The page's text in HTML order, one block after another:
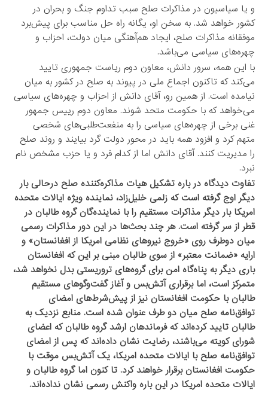
و یا سیاسیون در مذاکرات صلح سبب تداوم جنگ و بحران در
کشور خواهد شد. به سخن او، یگانه راه حل مناسب برای پیش‌برد
موفقانه مذاکرات صلح، ایجاد هم‌آهنگی میان دولت، احزاب و
چهره‌های سیاسی می‌باشد.
با این همه، سرور دانش، معاون دوم ریاست جمهوری تایید
می‌کند که تاکنون اجماع ملی در پیوند به صلح در کشور به میان
نیامده است. از همین رو، آقای دانش از احزاب و چهره‌های سیاسی
می‌خواهد که با حکومت متحد شوند. معاون دوم رییس جمهور
غنی برخی از چهره‌های سیاسی را به منفعت‌طلبی‌های شخصی
متهم کرد و افزود همه باید در محور دولت گرد بیایند و روند صلح
را مدیریت کنند. آقای دانش اما از کدام فرد و یا حزب مشخص نام
نبرد.
تفاوت دیدگاه در باره تشکیل هیات مذاکره‌کننده صلح درحالی بار
دیگر اوج گرفته است که زلمی خلیل‌زاد، نماینده ویژه ایالات متحده
امریکا بار دیگر مذاکرات مستقیم را با نماینده‌گان گروه طالبان در
قطر از سر گرفته است. هر چند بحث‌ها در این دور مذاکرات رسمی
‌میان دوطرف روی «خروج نیروهای نظامی ‌امریکا از افغانستان» و
ارایه «ضمانت معتبر» از سوی طالبان مبنی بر این که افغانستان
باری دیگر به پناه‌گاه امن برای گروه‌های تروریستی بدل نخواهد شد،
متمرکز است، اما برقراری آتش‌بس و آغاز گفت‌وگوهای مستقیم
طالبان با حکومت افغانستان نیز از پیش‌شرط‌های امضای
توافق‌نامه صلح میان دو طرف عنوان شده است. منابع نزدیک به
طالبان تایید کرده‌اند که فرماندهان ارشد گروه طالبان که اعضای
شورای کویته می‌باشند، رضایت نشان داده‌اند که پس از امضای
توافق‌نامه صلح با ایالات متحده امریکا، یک آتش‌بس موقت با
حکومت افغانستان برقرار خواهند کرد. تا کنون اما گروه طالبان و
ایالات متحده امریکا در این باره واکنش رسمی نشان نداده‌اند.